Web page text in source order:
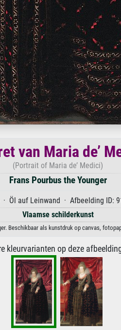
van Maria de’
(Portrait of Maria de’ Medici)
Frans Pourbus the Younger
· Öl auf Leinwand · Afbeelding ID:
Vlaamse schilderkunst
Beschikbaar als kunstdruk op canvas,
kleurvarianten op deze